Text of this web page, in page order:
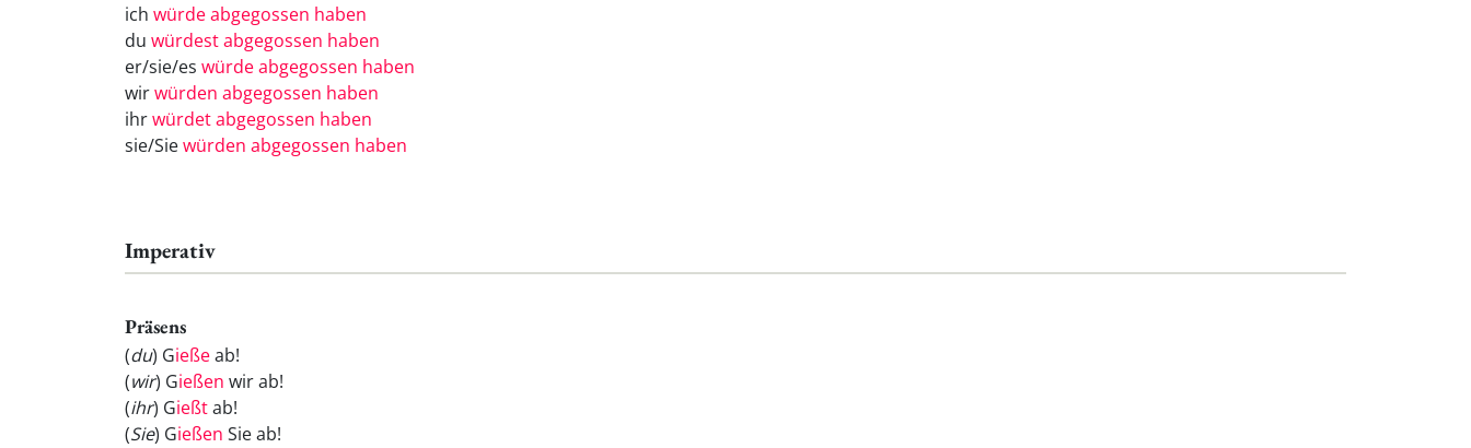
ich würde abgegossen haben
du würdest abgegossen haben
er/sie/es würde abgegossen haben
wirwürden abgegossen haben
ihrwürdet abgegossen haben
sie/Siewürden abgegossen haben
Imperativ
Präsens
(du) Gießeab!
(wir) Gießen wir ab!
(ihr) Gießtab!
(Sie) Gießen Sie ab!